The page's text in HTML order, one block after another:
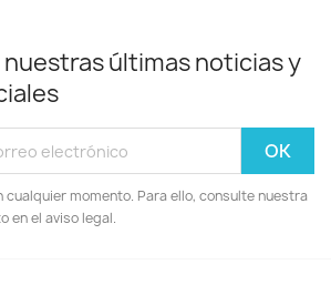
últimas noticias y
cualquier momento. Para ello, consulte nuestra
en el aviso legal.